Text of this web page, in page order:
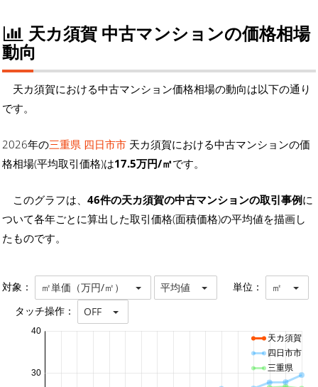
天カ須賀 中古マンションの価格相場
動向
天カ須賀における中古マンション価格相場の動向は以下の通り
です。
2026年の三重県 四日市市 天カ須賀における中古マンションの価
格相場(平均取引価格)は17.5万円/㎡です。
このグラフは、 46件の天カ須賀の中古マンションの取引事例に
ついて各年ごとに算出した取引価格(面積価格)の平均値を描画し
たものです。
対象： ㎡単価（万円/㎡） 平均値 単位： ㎡
タッチ操作： OFF
30
40
天カ須賀
四日市市
三重県